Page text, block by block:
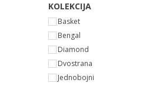
KOLEKCIJA
Basket
Bengal
Diamond
Dvostrana
Jednobojni